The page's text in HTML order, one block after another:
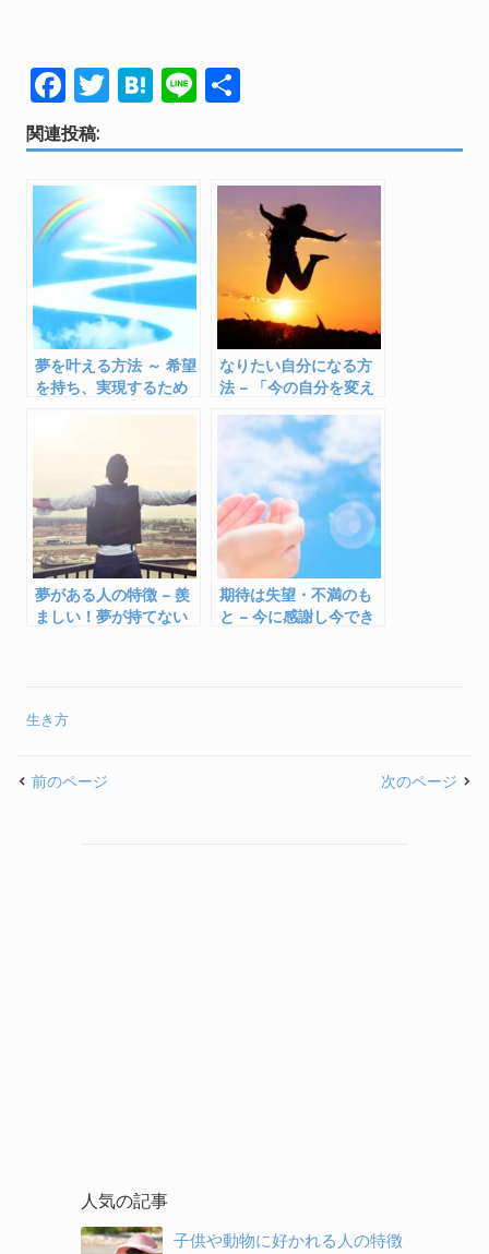
F
ac
e
b
o
o
k
T
itt
H
e
n
a
Li
e
関連投稿:
夢を叶える方法 ～ 希望
を持ち、実現するため
なりたい自分になる方
法 – 「今の自分を変え
夢がある人の特徴 – 羨
ましい！夢が持てない
期待は失望・不満のも
と – 今に感謝し今でき
生き方
前のページ 次のページ
人気の記事
子供や動物に好かれる人の特徴